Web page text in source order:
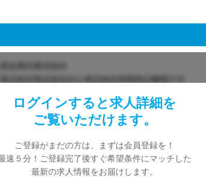
ログインすると求人詳細を
ご覧いただけます。
ご登録がまだの方は、まずは会員登録を！
速５分！ご登録完了後すぐ希望条件にマッチした
最新の求人情報をお届けします。